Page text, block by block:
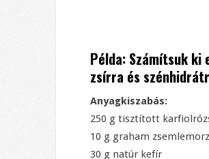
Példa: Számítsuk
zsírra és
Anyagkiszabás:
250 g tisztított
10 g graham
30 g natúr kefír